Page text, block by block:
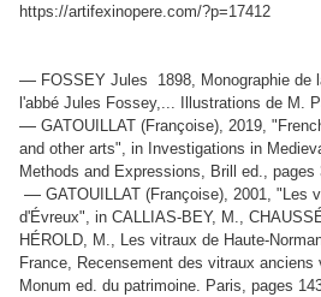
https://artifexinopere.com/?p=17412
— FOSSEY Jules 1898, Monographie de
l'abbé Jules Fossey,... Illustrations de M.
— GATOUILLAT (Françoise), 2019,
and other arts", in Investigations in
Methods and Expressions, Brill ed., pages
— GATOUILLAT (Françoise), 2001, "Les
d'Évreux", in CALLIAS-BEY, M.,
HÉROLD, M., Les vitraux de Haute-
France, Recensement des vitraux
Monum ed. du patrimoine. Paris, pages